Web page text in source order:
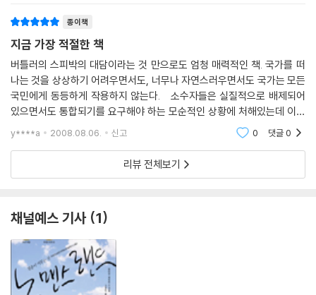
종이책
지금 가장 적절한 책
버틀러의 스피박의 대담이라는 것 만으로도 엄청 매력적인 책. 국가를 떠
나는 것을 상상하기 어려우면서도, 너무나 자연스러우면서도 국가는 모든
국민에게 동등하게 작용하지 않는다. 소수자들은 실질적으로 배제되어
있으면서도 통합되기를 요구해야 하는 모순적인 상황에 처해있는데 이에
대해서 어떻게 사고해야 하는지 단초를 제공하는책. 역자 후기는 난해한
대담
y****a 2008.08.06. 신고 0 댓글0
리뷰 전체보기
채널예스 기사 1